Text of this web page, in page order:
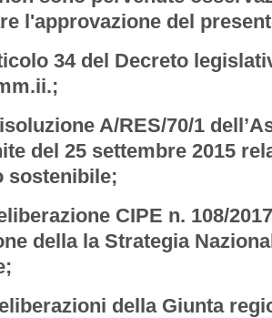
l'approvazione del
34 del Decreto
A/RES/70/1
del 25 settembre 2015
sostenibile;
CIPE n. 108/
della la Strategia
della Giunta